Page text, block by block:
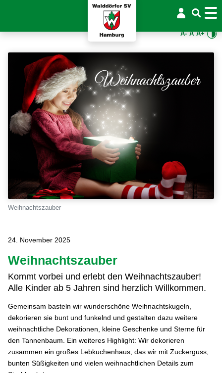
A- A A+
Weihnachtszauber
24. November 2025
Weihnachtszauber
Kommt vorbei und erlebt den Weihnachtszauber!
Alle Kinder ab 5 Jahren sind herzlich Willkommen.
Gemeinsam basteln wir wunderschöne Weihnachtskugeln,
dekorieren sie bunt und funkelnd und gestalten dazu weitere
weihnachtliche Dekorationen, kleine Geschenke und Sterne für
den Tannenbaum. Ein weiteres Highlight: Wir dekorieren
zusammen ein großes Lebkuchenhaus, das wir mit Zuckerguss,
bunten Süßigkeiten und vielen weihnachtlichen Details zum